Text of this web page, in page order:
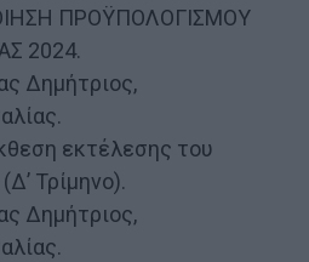
ΠΡΟΫΠΟΛΟΓΙΣΜΟΥ
2024.
Δημήτριος,
εκτέλεσης του
Τρίμηνο).
Δημήτριος,